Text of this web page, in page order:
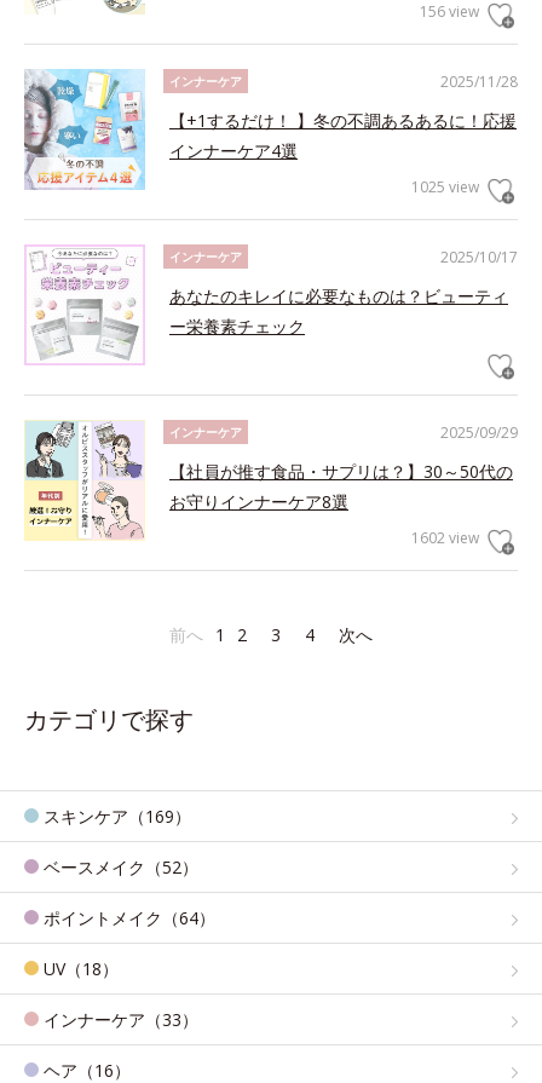
156 view
2025/11/28
インナーケア
【+1するだけ！ 】冬の不調あるあるに！応援
インナーケア4選
1025 view
2025/10/17
インナーケア
あなたのキレイに必要なものは？ビューティ
ー栄養素チェック
2025/09/29
インナーケア
【社員が推す食品・サプリは？】30～50代の
お守りインナーケア8選
1602 view
前へ 1 2 3 4 次へ
カテゴリで探す
スキンケア（169）
ベースメイク（52）
ポイントメイク（64）
UV（18）
インナーケア（33）
ヘア（16）